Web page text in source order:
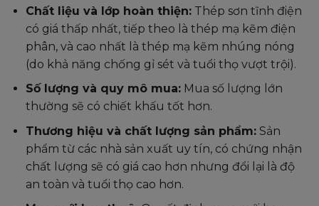
Chất liệu và lớp hoàn thiện:Thép sơn tĩnh điện
có giá thấp nhất, tiếp theo là thép mạ kẽm điện
phân, và cao nhất là thép mạ kẽm nhúng nóng
(do khả năng chống gỉ sét và tuổi thọ vượt trội).
Số lượng và quy mô mua:Mua số lượng lớn
thường sẽ có chiết khấu tốt hơn.
Thương hiệu và chất lượng sản phẩm:Sản
phẩm từ các nhà sản xuất uy tín, có chứng nhận
chất lượng sẽ có giá cao hơn nhưng đổi lại là độ
an toàn và tuổi thọ cao hơn.